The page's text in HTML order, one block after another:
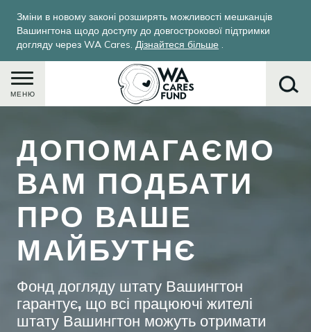
основного
вмісту
Зміни в новому законі розширять можливості мешканців
Вашингтона щодо доступу до довгострокової підтримки
догляду через WA Cares. Дізнайтеся більше .
МЕНЮ
ПошукДОПОМАГАЄМО
ВАМ ПОДБАТИ
ПРО ВАШЕ
МАЙБУТНЄ
Фонд догляду штату Вашингтон
гарантує, що всі працюючі жителі
штату Вашингтон можуть отримати